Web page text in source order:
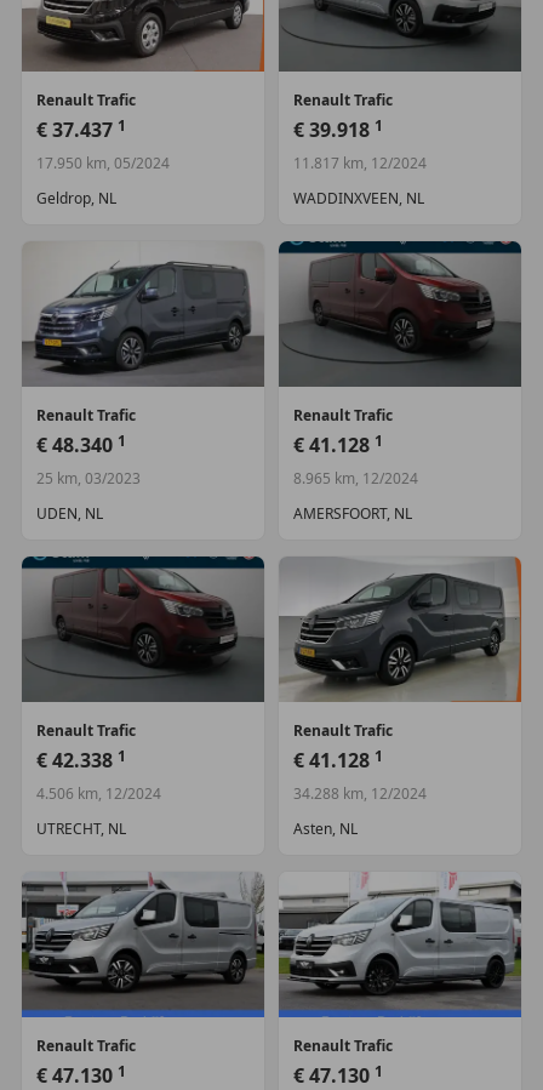
Alarm klasse 1(startblokkering)
Autonomous Emergency Braking
Roll Stability Control
Overige
Achteruitrijcamera
chroom delen interieur
kunstlederen stuurwiel
Laadruimte betimmering
multimedia scherm standaard
Wandbetimmering
Renault Trafic
€ 37.437 1
17.950 km, 05/2024
Geldrop, NL
RenaultTrafic
€ 39.918 1
11.817 km, 12/2024
WADDINXVEEN, NL
Renault Trafic
€ 48.340 1
25 km, 03/2023
UDEN, NL
RenaultTrafic
€ 41.128 1
8.965 km, 12/2024
AMERSFOORT, NL
Renault Trafic
€ 42.338 1
4.506 km, 12/2024
UTRECHT, NL
RenaultTrafic
€ 41.128 1
34.288 km, 12/2024
Asten, NL
Renault Trafic
€ 47.130 1
RenaultTrafic
€ 47.130 1